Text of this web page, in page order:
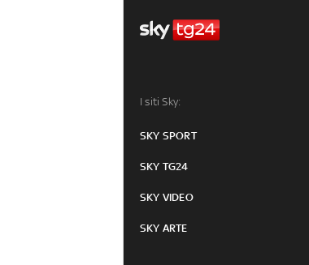
I siti Sky:
SKY SPORT
SKY TG24
SKY VIDEO
SKY ARTE